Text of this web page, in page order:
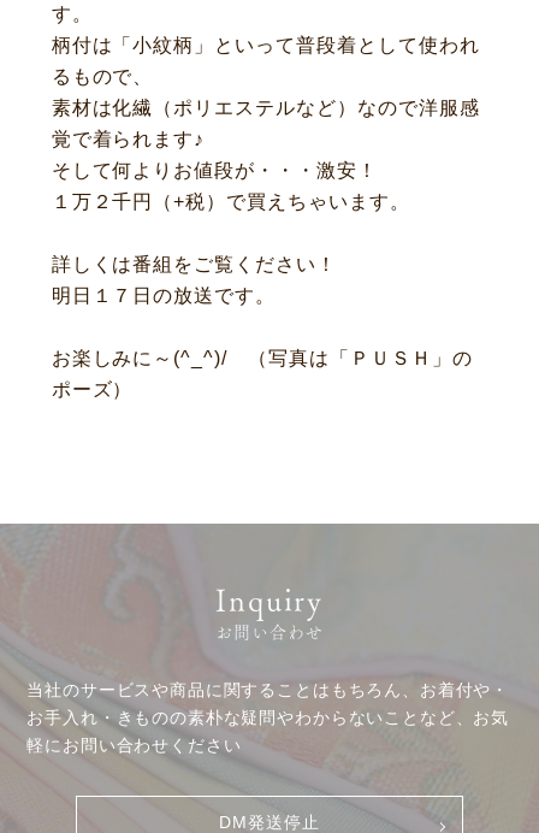
お客様相談室
DM発送停止
よくある質問
積立カード
プライバシーポリシー
古物営業法に基づく表示
新卒
す。
柄付は「小紋柄」といって普段着として使われ
るもので、
素材は化繊（ポリエステルなど）なので洋服感
覚で着られます♪
そして何よりお値段が・・・激安！
１万２千円（+税）で買えちゃいます。
詳しくは番組をご覧ください！
明日１７日の放送です。
お楽しみに～(^_^)/ （写真は「ＰＵＳＨ」の
ポーズ）
Inquiry
お問い合わせ
当社のサービスや商品に関することはもちろん、お着付や・
お手入れ・きものの素朴な疑問やわからないことなど、お気
軽にお問い合わせください
DM発送停止